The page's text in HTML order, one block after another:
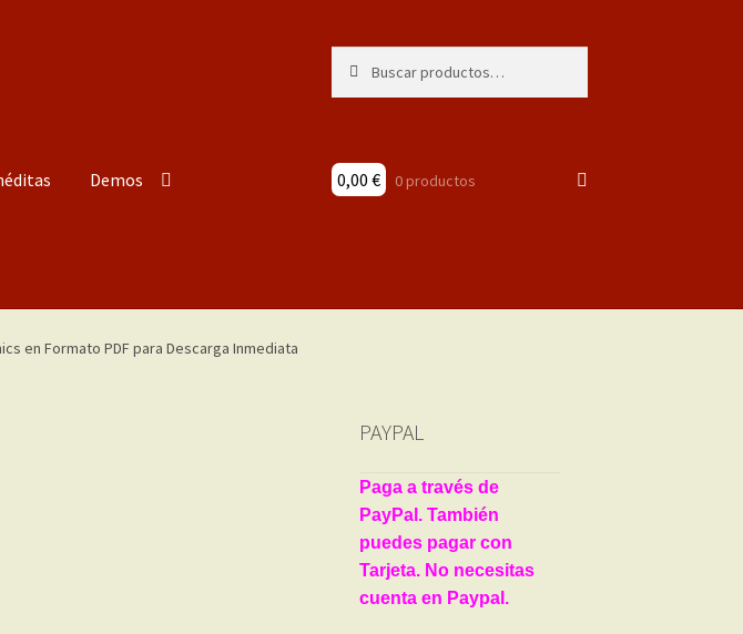
por:
Demos 0,00 € 0 productos
PAYPAL
Paga a través de
PayPal. También
puedes pagar con
Tarjeta. No necesitas
cuenta en Paypal.